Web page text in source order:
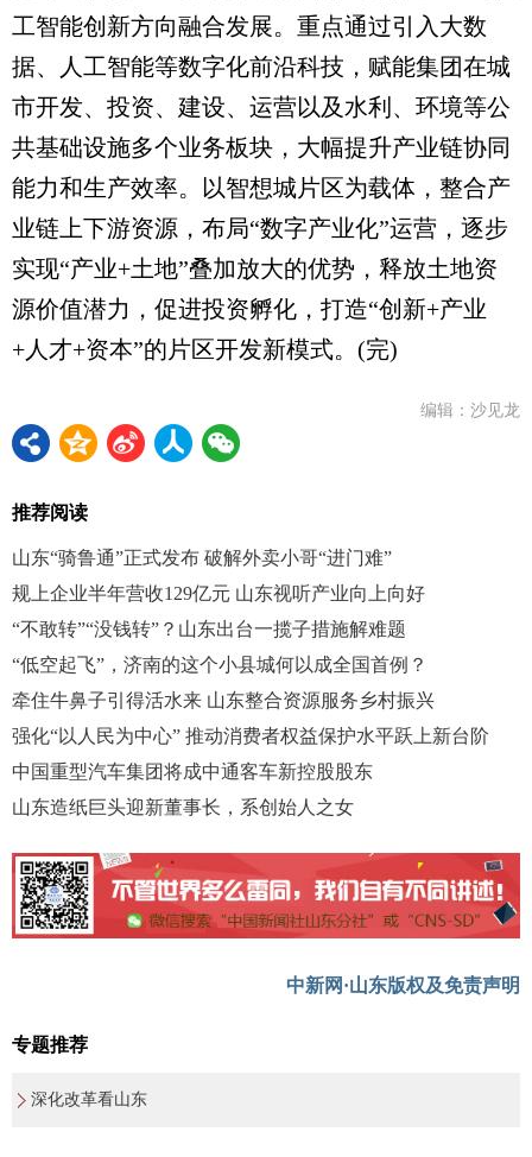
工智能创新方向融合发展。重点通过引入大数
据、人工智能等数字化前沿科技，赋能集团在城
市开发、投资、建设、运营以及水利、环境等公
共基础设施多个业务板块，大幅提升产业链协同
能力和生产效率。以智想城片区为载体，整合产
业链上下游资源，布局“数字产业化”运营，逐步
实现“产业+土地”叠加放大的优势，释放土地资
源价值潜力，促进投资孵化，打造“创新+产业
+人才+资本”的片区开发新模式。(完)
编辑：沙见龙
推荐阅读
山东“骑鲁通”正式发布 破解外卖小哥“进门难”
规上企业半年营收129亿元 山东视听产业向上向好
“不敢转”“没钱转”？山东出台一揽子措施解难题
“低空起飞”，济南的这个小县城何以成全国首例？
牵住牛鼻子引得活水来 山东整合资源服务乡村振兴
强化“以人民为中心” 推动消费者权益保护水平跃上新台阶
中国重型汽车集团将成中通客车新控股股东
山东造纸巨头迎新董事长，系创始人之女
中新网·山东版权及免责声明
专题推荐
深化改革看山东